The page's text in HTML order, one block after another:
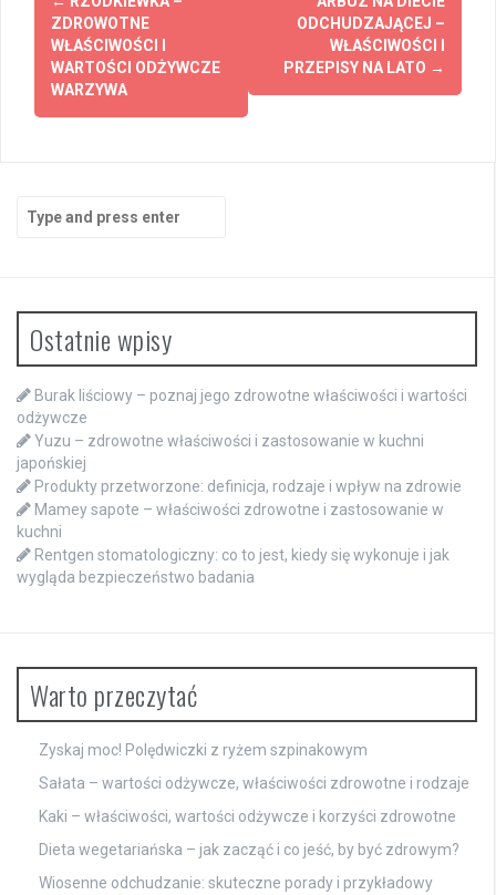
navigation
ZDROWOTNE
WŁAŚCIWOŚCI I
WARTOŚCI ODŻYWCZE
WARZYWA
ODCHUDZAJĄCEJ –
WŁAŚCIWOŚCI I
PRZEPISY NA LATO →
Search
for:
Ostatnie wpisy
Burak liściowy – poznaj jego zdrowotne właściwości i wartości
odżywcze
Yuzu – zdrowotne właściwości i zastosowanie w kuchni
japońskiej
Produkty przetworzone: definicja, rodzaje i wpływ na zdrowie
Mamey sapote – właściwości zdrowotne i zastosowanie w
kuchni
Rentgen stomatologiczny: co to jest, kiedy się wykonuje i jak
wygląda bezpieczeństwo badania
Warto przeczytać
Zyskaj moc! Polędwiczki z ryżem szpinakowym
Sałata – wartości odżywcze, właściwości zdrowotne i rodzaje
Kaki – właściwości, wartości odżywcze i korzyści zdrowotne
Dieta wegetariańska – jak zacząć i co jeść, by być zdrowym?
Wiosenne odchudzanie: skuteczne porady i przykładowy